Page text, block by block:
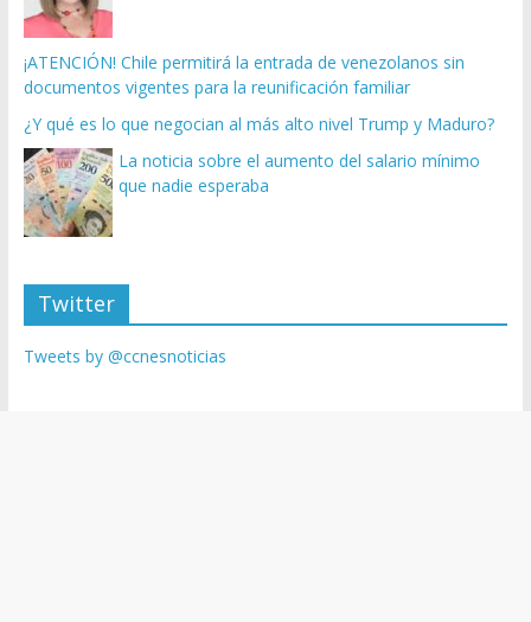
¡ATENCIÓN! Chile permitirá la entrada de venezolanos sin
documentos vigentes para la reunificación familiar
¿Y qué es lo que negocian al más alto nivel Trump y Maduro?
La noticia sobre el aumento del salario mínimo
que nadie esperaba
Twitter
Tweets by @ccnesnoticias